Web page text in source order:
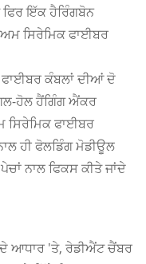
ਫਿਰ ਇੱਕ ਹੈਰਿੰਗਬੋਨ
ਸਿਰੇਮਿਕ ਫਾਈਬਰ
ਫਾਈਬਰ ਕੰਬਲਾਂ ਦੀਆਂ ਦੋ
ਹੋਲ ਹੈਂਗਿੰਗ ਐਂਕਰ
ਸਿਰੇਮਿਕ ਫਾਈਬਰ
ਹੀ ਫੋਲਡਿੰਗ ਮੋਡੀਊਲ
ਨਾਲ ਫਿਕਸ ਕੀਤੇ ਜਾਂਦੇ
ਦੇ ਆਧਾਰ 'ਤੇ, ਰੇਡੀਐਂਟ ਚੈਂਬਰ